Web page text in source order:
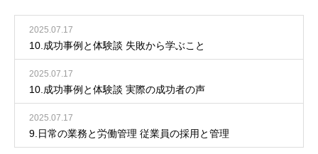
2025.07.17
10.成功事例と体験談 失敗から学ぶこと
2025.07.17
10.成功事例と体験談 実際の成功者の声
2025.07.17
9.日常の業務と労働管理 従業員の採用と管理